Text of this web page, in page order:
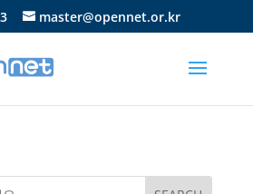
master@opennet.or.kr